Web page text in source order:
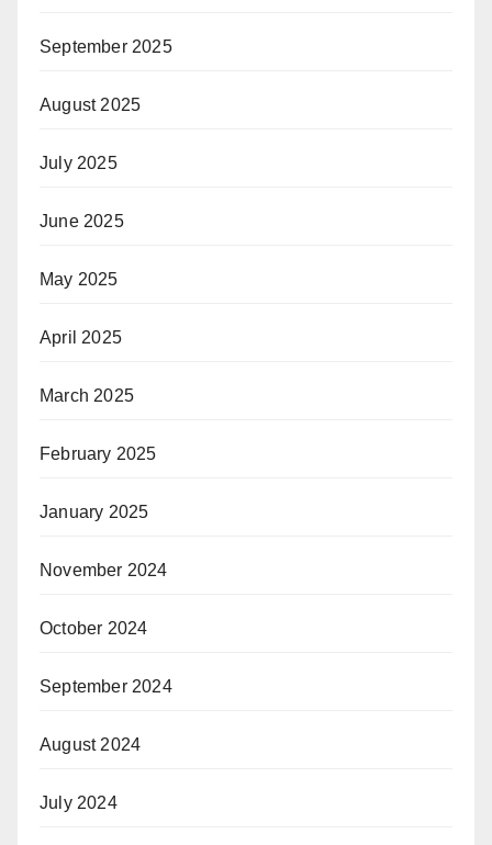
September 2025
August 2025
July 2025
June 2025
May 2025
April 2025
March 2025
February 2025
January 2025
November 2024
October 2024
September 2024
August 2024
July 2024